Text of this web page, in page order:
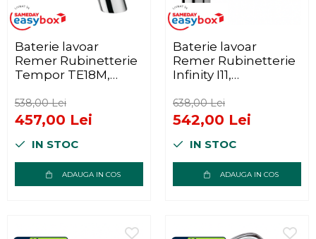
Baterie lavoar
Remer Rubinetterie
Tempor TE18M,
flux constant de apa,
alama cromata
538,00 Lei
457,00 Lei
IN STOC
ADAUGA IN COS
Baterie lavoar
Remer Rubinetterie
Infinity I11,
cartus ceramic,
aerator, aspect
minimalist, alama
sanitara
638,00 Lei
542,00 Lei
IN STOC
ADAUGA IN COS